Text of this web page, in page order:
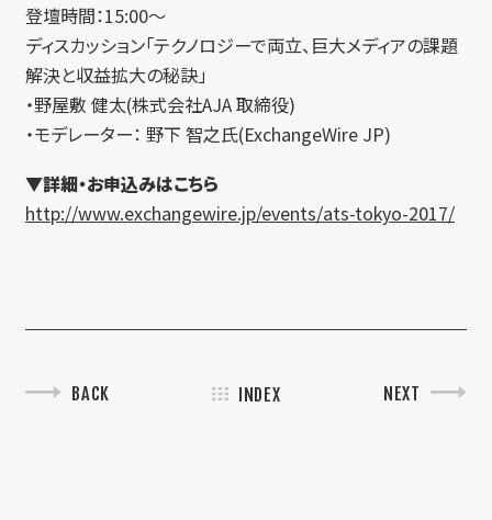
登壇時間：15:00～
ディスカッション「テクノロジーで両立、巨大メディアの課題
解決と収益拡大の秘訣」
・野屋敷 健太(株式会社AJA 取締役)
・モデレーター： 野下 智之氏(ExchangeWire JP)
▼詳細・お申込みはこちら
http://www.exchangewire.jp/events/ats-tokyo-2017/
BACK INDEX NEXT